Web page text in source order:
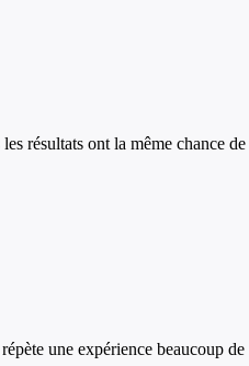
résultats ont la même chance
une expérience beaucoup